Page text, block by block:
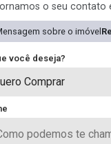
o seu contato
sobre o imóvel
você deseja?
Comprar